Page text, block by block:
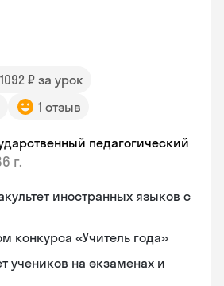
₽ за урок
1 отзыв
педагогический
г.
иностранных языков с
конкурса «Учитель года»
учеников на экзаменах и